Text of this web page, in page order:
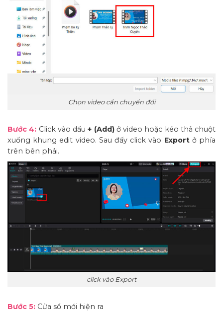
Chọn video cần chuyển đổi
Bước 4: Click vào dấu+ (Add)ở video hoặc kéo thả chuột
xuống khung edit video. Sau đấy click vào Export ở phía
trên bên phải.
click vào Export
Bước 5: Cửa sổ mới hiện ra